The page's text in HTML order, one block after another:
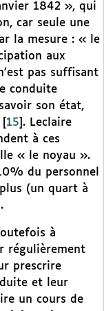
1842 », qui
car seule une
la mesure : « le
aux
pas suffisant
conduite
son état,
15 . Leclaire
à ces
« le noyau ».
du personnel
(un quart à
.
à
régulièrement
prescrire
et leur
un cours de